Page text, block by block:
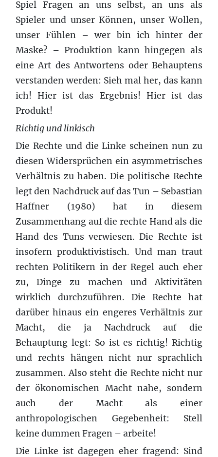
Spiel Fragen an uns selbst, an uns als
Spieler und unser Können, unser Wollen,
unser Fühlen – wer bin ich hinter der
Maske? – Produktion kann hingegen als
eine Art des Antwortens oder Behauptens
verstanden werden: Sieh mal her, das kann
ich! Hier ist das Ergebnis! Hier ist das
Produkt!
Richtig und linkisch
Die Rechte und die Linke scheinen nun zu
diesen Widersprüchen ein asymmetrisches
Verhältnis zu haben. Die politische Rechte
legt den Nachdruck auf das Tun – Sebastian
Haffner (1980) hat in diesem
Zusammenhang auf die rechte Hand als die
Hand des Tuns verwiesen. Die Rechte ist
insofern produktivistisch. Und man traut
rechten Politikern in der Regel auch eher
zu, Dinge zu machen und Aktivitäten
wirklich durchzuführen. Die Rechte hat
darüber hinaus ein engeres Verhältnis zur
Macht, die ja Nachdruck auf die
Behauptung legt: So ist es richtig! Richtig
und rechts hängen nicht nur sprachlich
zusammen. Also steht die Rechte nicht nur
der ökonomischen Macht nahe, sondern
auch der Macht als einer
anthropologischen Gegebenheit: Stell
keine dummen Fragen – arbeite!
Die Linke ist dagegen eher fragend: Sind